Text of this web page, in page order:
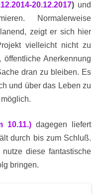
20.12.2017) und
Normalerweise
zeigt er sich hier
vielleicht nicht zu
Anerkennung
dran zu bleiben. Es
und über das Leben zu
10.11.)dagegen liefert
durch bis zum Schluß.
diese fantastische
bringen.